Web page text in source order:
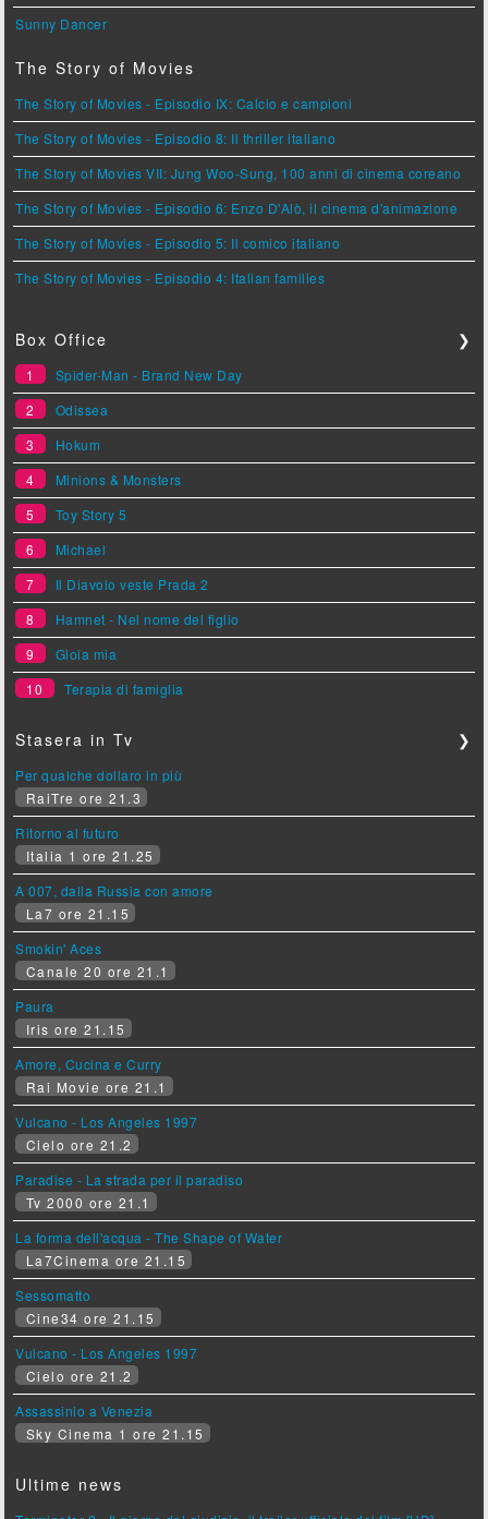
Sunny Dancer
The Story of Movies
The Story of Movies - Episodio IX: Calcio e campioni
The Story of Movies - Episodio 8: Il thriller italiano
The Story of Movies VII: Jung Woo-Sung, 100 anni di cinema coreano
The Story of Movies - Episodio 6: Enzo D'Alò, il cinema d'animazione
The Story of Movies - Episodio 5: Il comico italiano
The Story of Movies - Episodio 4: Italian families
Box Office ❯
1
Spider-Man - Brand New Day
2
Odissea
3
Hokum
4
Minions & Monsters
5
Toy Story 5
6
Michael
7
Il Diavolo veste Prada 2
8
Hamnet - Nel nome del figlio
9
Gioia mia
10
Terapia di famiglia
Stasera in Tv ❯
Per qualche dollaro in più
RaiTre ore 21.3
Ritorno al futuro
Italia 1 ore 21.25
A 007, dalla Russia con amore
La7 ore 21.15
Smokin' Aces
Canale 20 ore 21.1
Paura
Iris ore 21.15
Amore, Cucina e Curry
Rai Movie ore 21.1
Vulcano - Los Angeles 1997
Cielo ore 21.2
Paradise - La strada per il paradiso
Tv 2000 ore 21.1
La forma dell'acqua - The Shape of Water
La7Cinema ore 21.15
Sessomatto
Cine34 ore 21.15
Vulcano - Los Angeles 1997
Cielo ore 21.2
Assassinio a Venezia
Sky Cinema 1 ore 21.15
Ultime news